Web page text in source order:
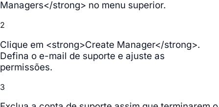
Managers</strong> no menu superior.
2
Clique em <strong>Create Manager</strong>.
Defina o e-mail de suporte e ajuste as
permissões.
3